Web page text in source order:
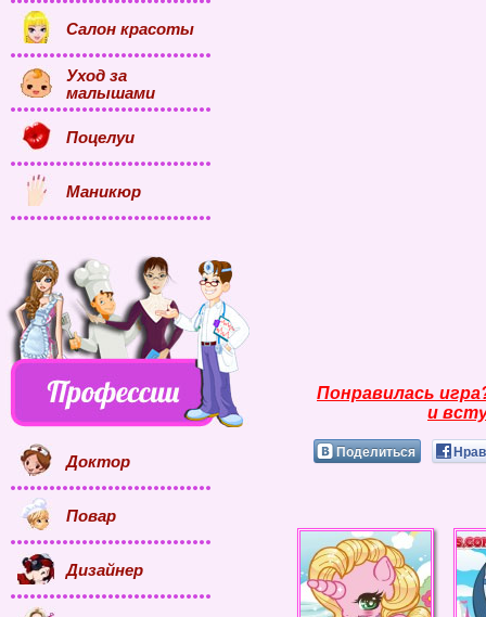
Понравилась
и
Поделиться
Салон красоты
Уход за
малышами
Поцелуи
Маникюр
Доктор
Повар
Дизайнер